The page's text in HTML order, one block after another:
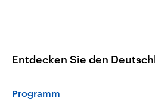
Entdecken Sie den
Programm